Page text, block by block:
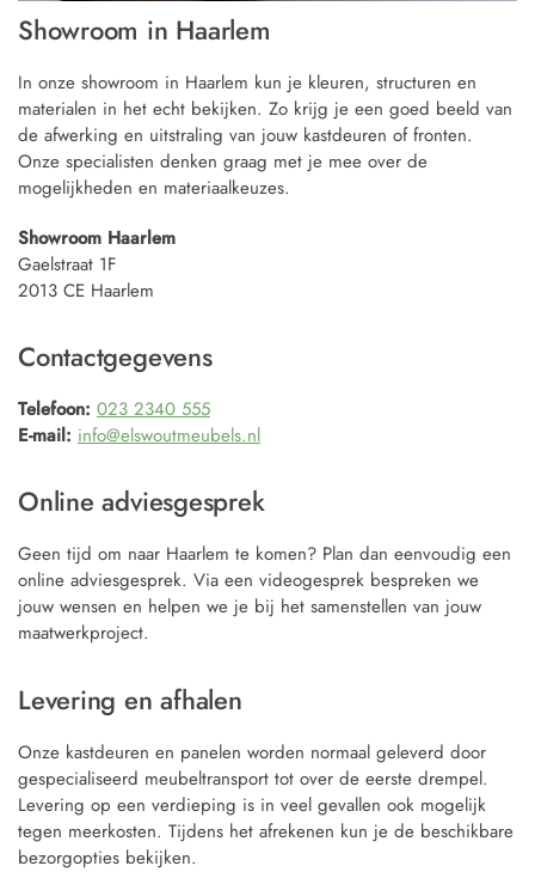
Showroom in Haarlem
In onze showroom in Haarlem kun je kleuren, structuren en
materialen in het echt bekijken. Zo krijg je een goed beeld van
de afwerking en uitstraling van jouw kastdeuren of fronten.
Onze specialisten denken graag met je mee over de
mogelijkheden en materiaalkeuzes.
Showroom Haarlem
Gaelstraat 1F
2013 CE Haarlem
Contactgegevens
Telefoon: 023 2340 555
E-mail: info@elswoutmeubels.nl
Online adviesgesprek
Geen tijd om naar Haarlem te komen? Plan dan eenvoudig een
online adviesgesprek. Via een videogesprek bespreken we
jouw wensen en helpen we je bij het samenstellen van jouw
maatwerkproject.
Levering en afhalen
Onze kastdeuren en panelen worden normaal geleverd door
gespecialiseerd meubeltransport tot over de eerste drempel.
Levering op een verdieping is in veel gevallen ook mogelijk
tegen meerkosten. Tijdens het afrekenen kun je de beschikbare
bezorgopties bekijken.